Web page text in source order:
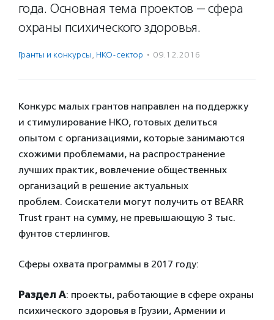
года. Основная тема проектов — сфера
охраны психического здоровья.
Гранты и конкурсы, НКО-сектор · 09.12.2016
Конкурс малых грантов направлен на поддержку
и стимулирование НКО, готовых делиться
опытом с организациями, которые занимаются
схожими проблемами, на распространение
лучших практик, вовлечение общественных
организаций в решение актуальных
проблем. Соискатели могут получить от BEARR
Trust грант на сумму, не превышающую 3 тыс.
фунтов стерлингов.
Сферы охвата программы в 2017 году:
Раздел А: проекты, работающие в сфере охраны
психического здоровья в Грузии, Армении и